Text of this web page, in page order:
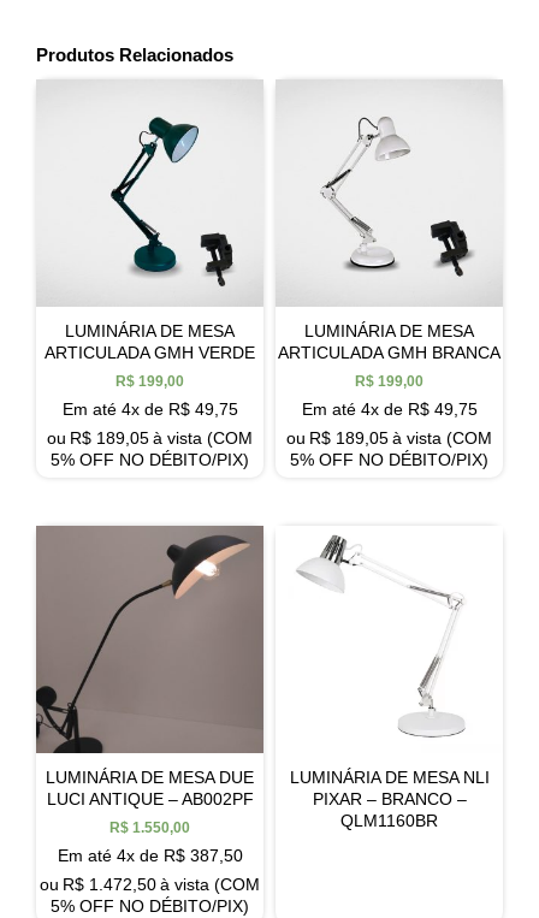
Produtos Relacionados
LUMINÁRIA DE MESA
ARTICULADA GMH VERDE
R$ 199,00
Em até 4x de R$49,75
ou R$ 189,05à vista (COM
5% OFF NO DÉBITO/PIX)
LUMINÁRIA DE MESA
ARTICULADA GMH BRANCA
R$ 199,00
Em até 4x de R$49,75
ou R$ 189,05à vista (COM
5% OFF NO DÉBITO/PIX)
LUMINÁRIA DE MESA DUE
LUCI ANTIQUE – AB002PF
R$ 1.550,00
Em até 4x de R$387,50
ou R$ 1.472,50à vista (COM
5% OFF NO DÉBITO/PIX)
LUMINÁRIA DE MESA NLI
PIXAR – BRANCO –
QLM1160BR